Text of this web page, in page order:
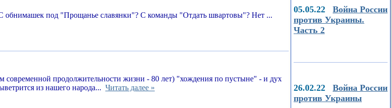
С обнимашек под "Прощанье славянки"? С команды "Отдать швартовы"? Нет ...
современной продолжительности жизни - 80 лет) "хождения по пустыне" - и дух
из нашего народа... Читать далее »
05.05.22 Война России
против Украины.
Часть 2
26.02.22 Война России
против Украины